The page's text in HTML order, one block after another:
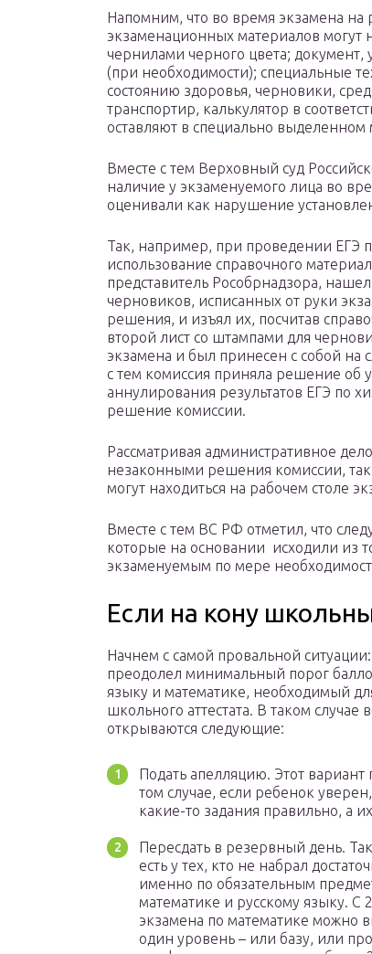
Напомним, что во время экзамена
экзаменационных материалов могут
чернилами черного цвета; документ,
(при необходимости); специальные
состоянию здоровья, черновики,
транспортир, калькулятор в
оставляют в специально
Вместе с тем Верховный суд
наличие у экзаменуемого лица во
оценивали как нарушение
Так, например, при проведении ЕГЭ
использование справочного
представитель Рособрнадзора,
черновиков, исписанных от руки
решения, и изъял их, посчитав
второй лист со штампами для
экзамена и был принесен с собой на
с тем комиссия приняла решение об
аннулирования результатов ЕГЭ по
решение комиссии.
Рассматривая административное
незаконными решения комиссии,
могут находиться на рабочем столе
Вместе с тем ВС РФ отметил, что
которые на основании исходили из
экзаменуемым по мере
Если на кону
Начнем с самой провальной
преодолел минимальный порог
языку и математике, необходимый
школьного аттестата. В таком случае
открываются следующие:
Подать апелляцию. Этот
том случае, если ребенок
какие-то задания правильно, а
Пересдать в резервный день.
есть у тех, кто не набрал
именно по обязательным
математике и русскому языку. С
экзамена по математике можно
один уровень – или базу, или